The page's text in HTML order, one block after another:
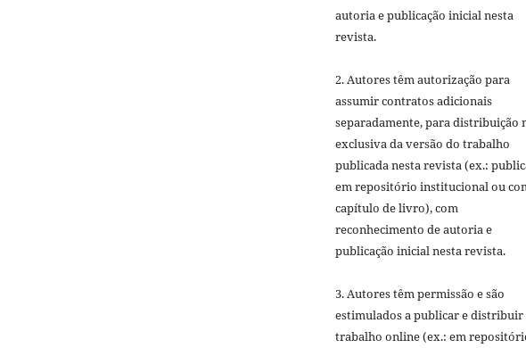
autoria e publicação inicial nesta
revista.
2. Autores têm autorização para
assumir contratos adicionais
separadamente, para distribuição
exclusiva da versão do trabalho
publicada nesta revista (ex.:
em repositório institucional ou
capítulo de livro), com
reconhecimento de autoria e
publicação inicial nesta revista.
3. Autores têm permissão e são
estimulados a publicar e distribuir
trabalho online (ex.: em